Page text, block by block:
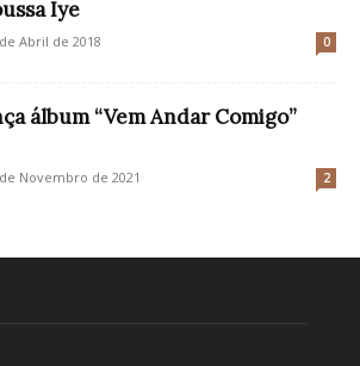
Iye
Abril de 2018 0
álbum “Vem Andar Comigo”
Novembro de 2021 2